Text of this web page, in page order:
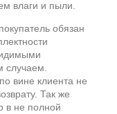
влаги и пыли.
обязан
случаем.
вине клиента не
Так же
в не полной